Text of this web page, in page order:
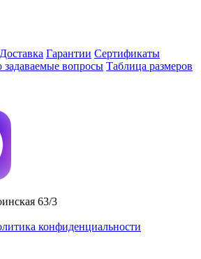
Доставка Гарантии Сертификаты
задаваемые вопросы Таблица размеров
63/3
конфиденциальности